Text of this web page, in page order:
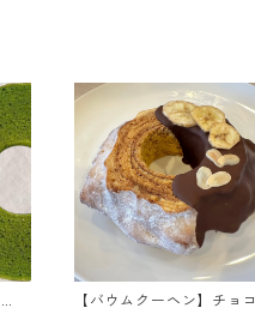
【バウムクーヘン】チョコ